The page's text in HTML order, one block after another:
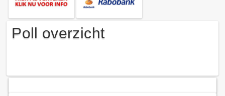
Poll overzicht